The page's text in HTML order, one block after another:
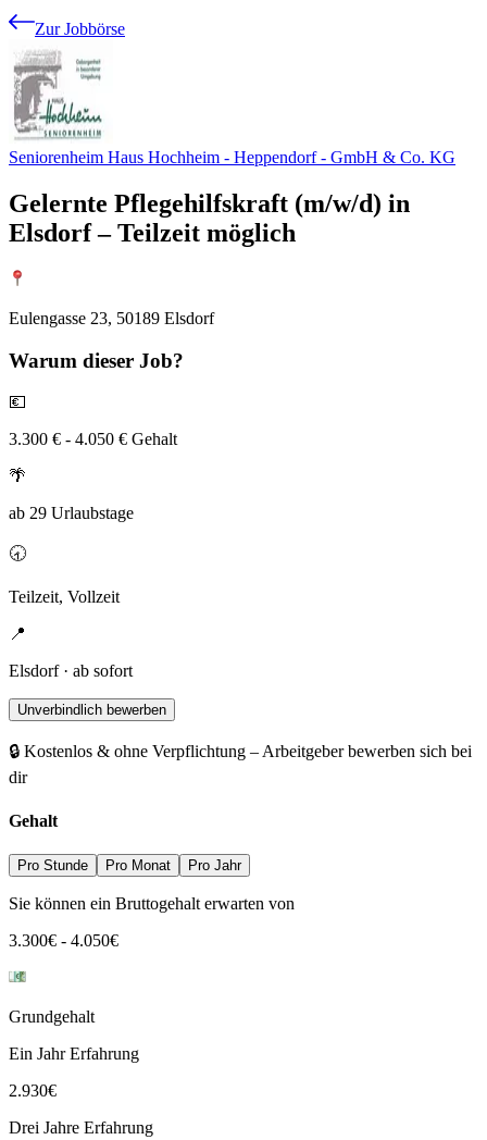
Zur Jobbörse
Seniorenheim Haus Hochheim - Heppendorf - GmbH & Co. KG
Gelernte Pflegehilfskraft (m/w/d) in
Elsdorf – Teilzeit möglich
Eulengasse 23, 50189 Elsdorf
Warum dieser Job?
💶
3.300 € - 4.050 € Gehalt
🌴
ab 29 Urlaubstage
🕣
Teilzeit, Vollzeit
📍
Elsdorf · ab sofort
Unverbindlich bewerben
🔒 Kostenlos & ohne Verpflichtung – Arbeitgeber bewerben sich bei
dir
Gehalt
Pro Stunde Pro Monat Pro Jahr
Sie können ein Bruttogehalt erwarten von
3.300€ - 4.050€
Grundgehalt
Ein Jahr Erfahrung
2.930€
Drei Jahre Erfahrung